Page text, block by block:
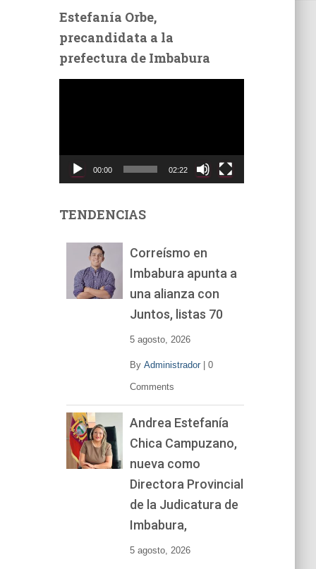
Estefanía Orbe,
precandidata a la
prefectura de Imbabura
t
00:00 02:22
TENDENCIAS
Correísmo en
Imbabura apunta a
una alianza con
Juntos, listas 70
5 agosto, 2026
By Administrador| 0
Comments
Andrea Estefanía
Chica Campuzano,
nueva como
Directora Provincial
de la Judicatura de
Imbabura,
5 agosto, 2026